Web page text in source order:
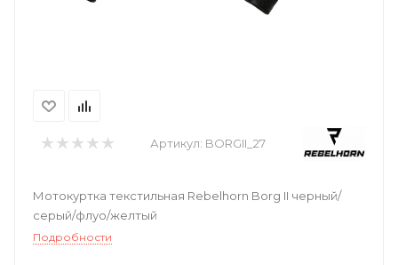
Артикул: BORGII_27
Мотокуртка текстильная Rebelhorn Borg II черный/
серый/флуо/желтый
Подробности